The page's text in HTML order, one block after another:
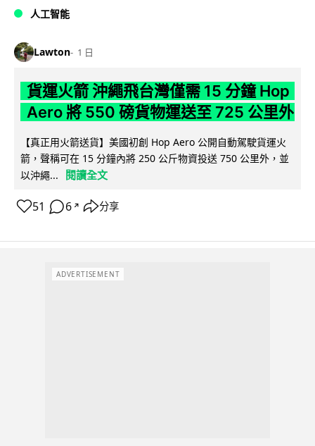
人工智能
Lawton 1 日
貨運火箭 沖繩飛台灣僅需 15 分鐘 Hop
Aero 將 550 磅貨物運送至 725 公里外
【真正用火箭送貨】美國初創 Hop Aero 公開自動駕駛貨運火
箭，聲稱可在 15 分鐘內將 250 公斤物資投送 750 公里外，並
以沖繩...
閱讀全文
51 6 ↗ 分享
ADVERTISEMENT